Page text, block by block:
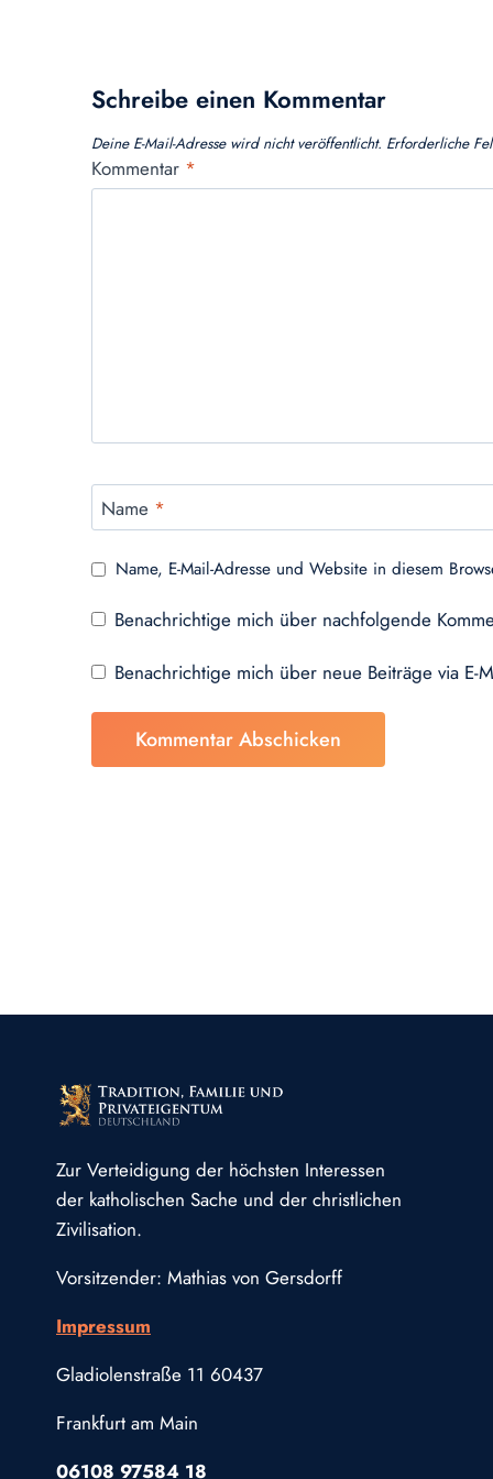
Schreibe einen Kommentar
Deine E-Mail-Adresse wird nicht veröffentlicht. Erforderliche
Kommentar *
Name *
Name, E-Mail-Adresse und Website in diesem
Benachrichtige mich über nachfolgende
Benachrichtige mich über neue Beiträge via E-
Zur Verteidigung der höchsten Interessen
der katholischen Sache und der christlichen
Zivilisation.
Vorsitzender: Mathias von Gersdorff
Impressum
Gladiolenstraße 11 60437
Frankfurt am Main
06108 97584 18